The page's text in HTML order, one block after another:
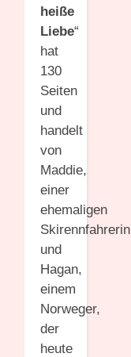
heiße
Liebe“
hat
130
Seiten
und
handelt
von
Maddie,
einer
ehemaligen
Skirennfahrerin
und
Hagan,
einem
Norweger,
der
heute